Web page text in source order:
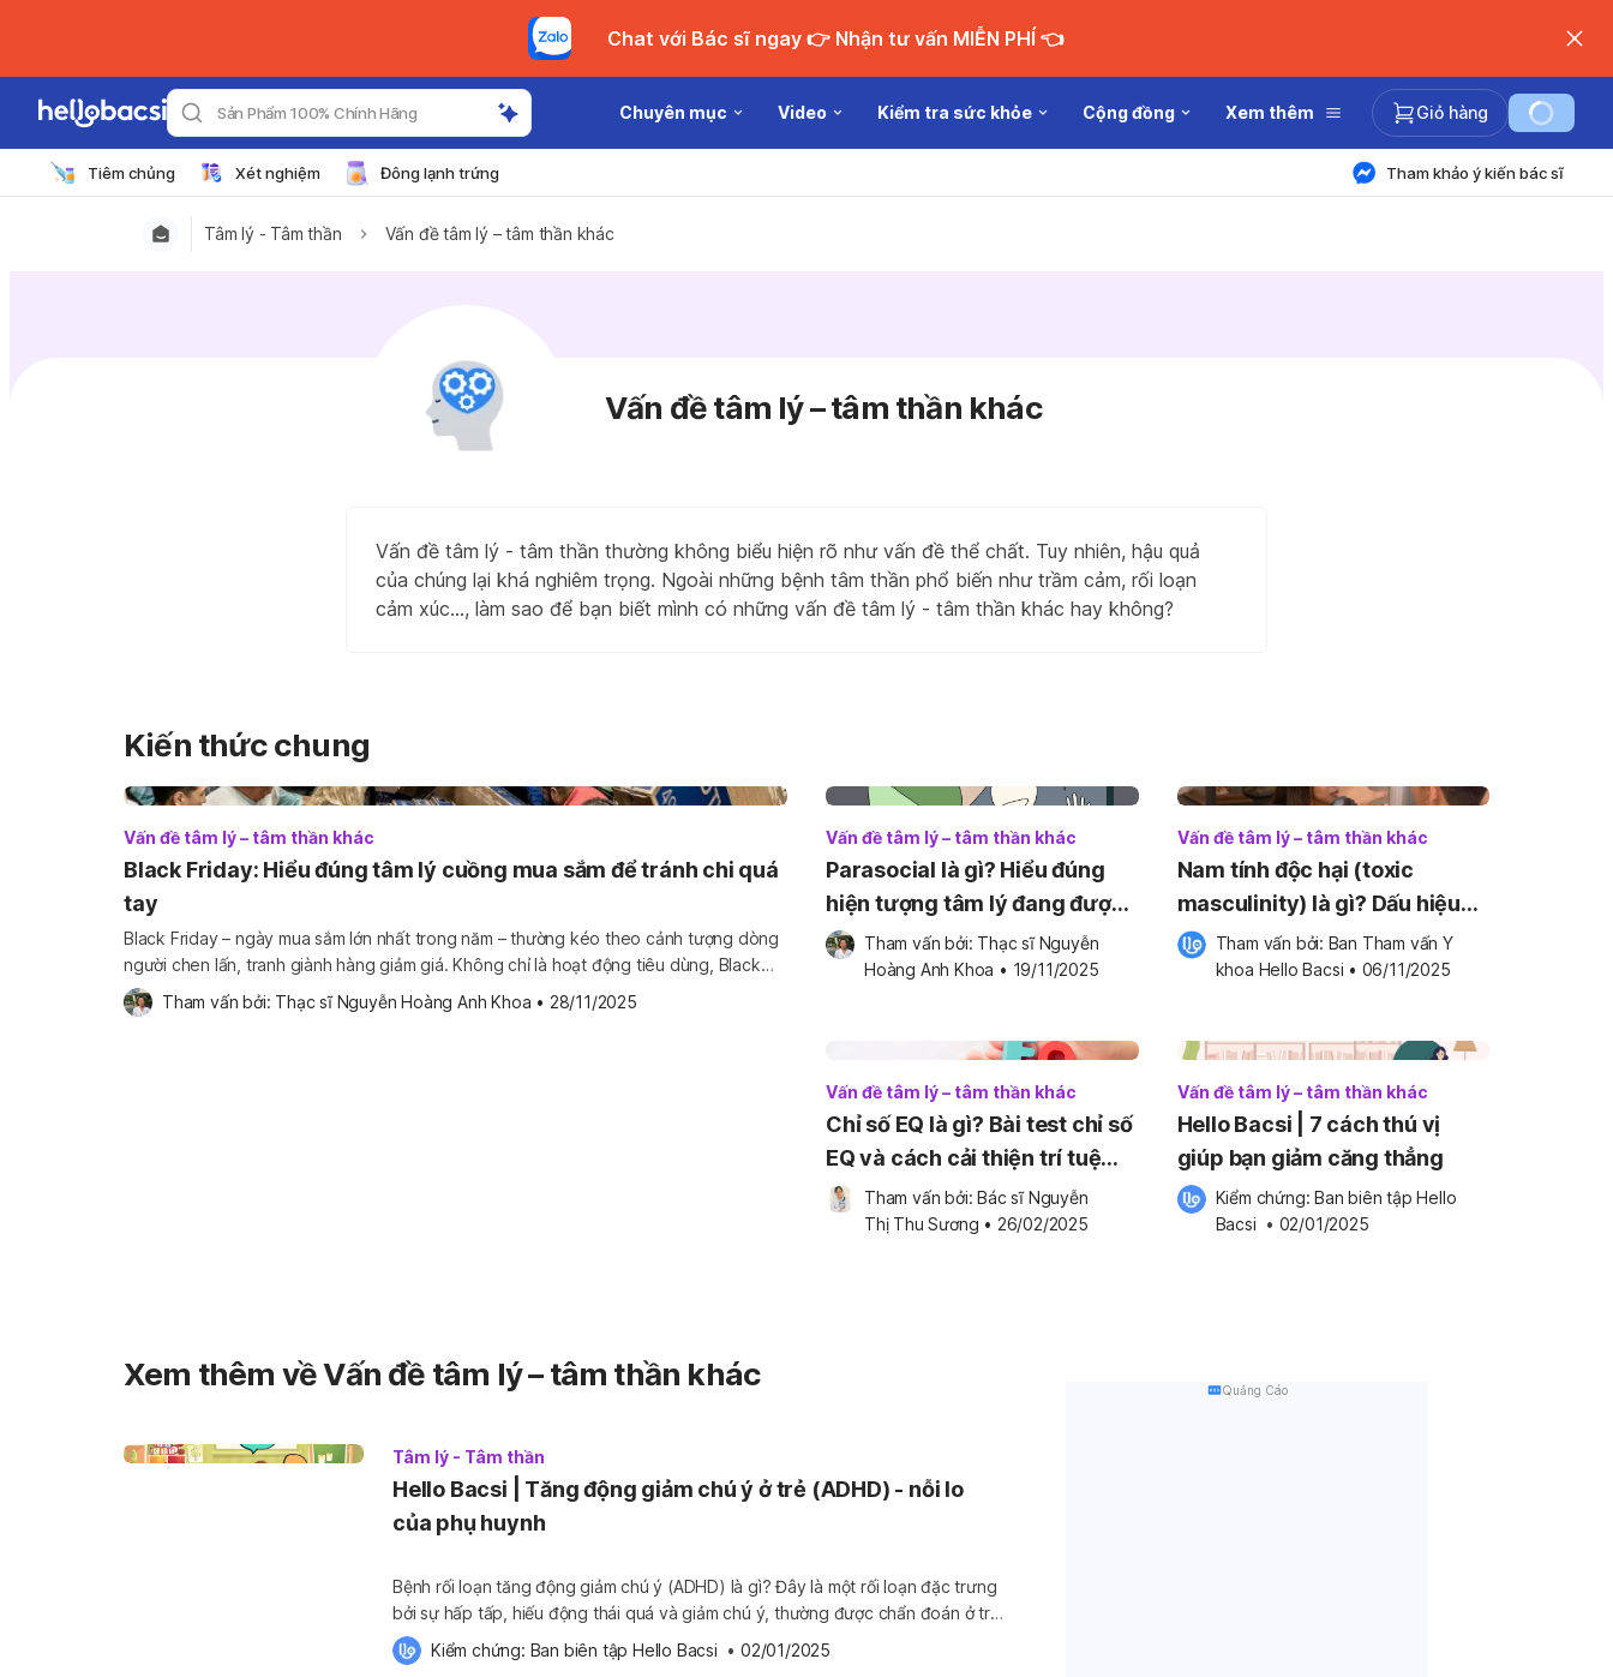
Chat với Bác sĩ ngay 👉 Nhận tư vấn MIỄN PHÍ 👈
Sản Phẩm 100% Chính Hãng Chuyên mục Video Kiểm tra sức khỏe Cộng đồng Xem thêm Giỏ hàng
Tiêm chủng Xét nghiệm Đông lạnh trứng Tham khảo ý kiến bác sĩ
Tâm lý - Tâm thần Vấn đề tâm lý – tâm thần khác
Vấn đề tâm lý – tâm thần khác
Vấn đề tâm lý - tâm thần thường không biểu hiện rõ như vấn đề thể chất. Tuy nhiên, hậu quả
của chúng lại khá nghiêm trọng. Ngoài những bệnh tâm thần phổ biến như trầm cảm, rối loạn
cảm xúc..., làm sao để bạn biết mình có những vấn đề tâm lý - tâm thần khác hay không?
Kiến thức chung
Vấn đề tâm lý – tâm thần khác
Black Friday: Hiểu đúng tâm lý cuồng mua sắm để tránh chi quá
tay
Black Friday – ngày mua sắm lớn nhất trong năm – thường kéo theo cảnh tượng dòng
người chen lấn, tranh giành hàng giảm giá. Không chỉ là hoạt động tiêu dùng, Black
Friday còn là một hiện tượng tâm lý đã được nhiều nhà nghiên cứu ghi nhận: tâm lý
cuồng mua sắm (shopping […]
Tham vấn bởi: Thạc sĩ Nguyễn Hoàng Anh Khoa • 28/11/2025
Vấn đề tâm lý – tâm thần khác
Parasocial là gì? Hiểu đúng
hiện tượng tâm lý đang được
quan tâm
Tham vấn bởi: Thạc sĩ Nguyễn
Hoàng Anh Khoa • 19/11/2025
Vấn đề tâm lý – tâm thần khác
Nam tính độc hại (toxic
masculinity) là gì? Dấu hiệu
của nam tính độc hại
Tham vấn bởi: Ban Tham vấn Y
khoa Hello Bacsi • 06/11/2025
Vấn đề tâm lý – tâm thần khác
Chỉ số EQ là gì? Bài test chỉ số
EQ và cách cải thiện trí tuệ
cảm xúc
Tham vấn bởi: Bác sĩ Nguyễn
Thị Thu Sương • 26/02/2025
Vấn đề tâm lý – tâm thần khác
Hello Bacsi | 7 cách thú vị
giúp bạn giảm căng thẳng
Kiểm chứng: Ban biên tập Hello
Bacsi • 02/01/2025
Xem thêm về Vấn đề tâm lý – tâm thần khác
Tâm lý - Tâm thần
Hello Bacsi | Tăng động giảm chú ý ở trẻ (ADHD) - nỗi lo
của phụ huynh
Bệnh rối loạn tăng động giảm chú ý (ADHD) là gì? Đây là một rối loạn đặc trưng
bởi sự hấp tấp, hiếu động thái quá và giảm chú ý, thường được chẩn đoán ở trẻ
em và có thể tiếp tục đến tuổi thiếu niên và tuổi trưởng thành. Có ba kiểu rối
loạn tăng động […]
Kiểm chứng: Ban biên tập Hello Bacsi • 02/01/2025
Quảng Cáo